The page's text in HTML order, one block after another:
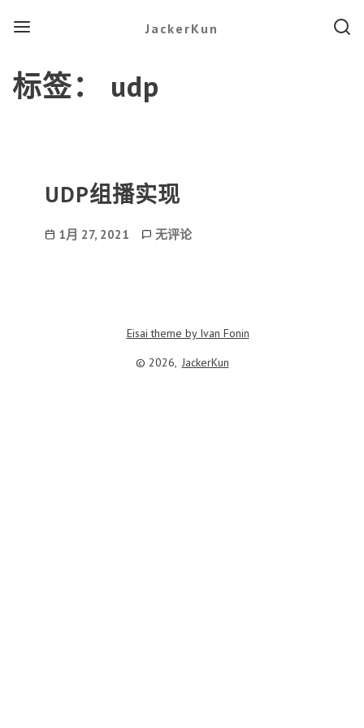
Menu JackerKun Search
标签： udp
UDP组播实现
Post1月 27, 2021
UDP
无评论
© 2026, JackerKun
Eisai theme by Ivan Fonin